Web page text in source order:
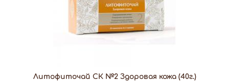
Литофиточай СК №2 Здоровая кожа (40г.)